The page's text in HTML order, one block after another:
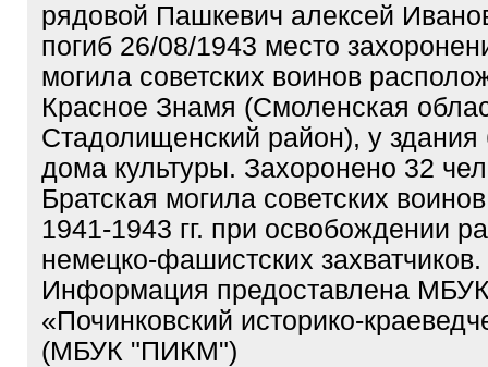
рядовой Пашкевич алексей
погиб 26/08/1943 место
могила советских воинов
Красное Знамя (Смоленская
Стадолищенский район), у
дома культуры. Захоронено 32
Братская могила советских
1941-1943 гг. при освобождении
немецко-фашистских захватчиков.
Информация предоставлена
«Починковский историко-
(МБУК "ПИКМ")